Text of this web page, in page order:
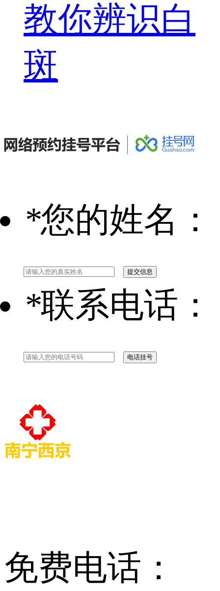
教你辨识白
斑
*您的姓名：
*联系电话：
免费电话：